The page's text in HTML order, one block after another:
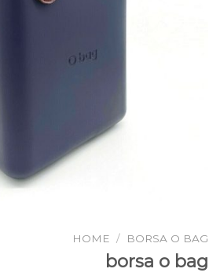
HOME / BORSA O BAG
borsa o bag